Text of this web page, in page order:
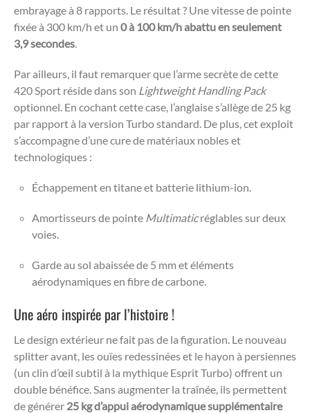
embrayage à 8 rapports. Le résultat ? Une vitesse de pointe
fixée à 300 km/h et un 0 à 100 km/h abattu en seulement
3,9 secondes.
Par ailleurs, il faut remarquer que l’arme secrète de cette
420 Sport réside dans son Lightweight Handling Pack
optionnel. En cochant cette case, l’anglaise s’allège de 25 kg
par rapport à la version Turbo standard. De plus, cet exploit
s’accompagne d’une cure de matériaux nobles et
technologiques :
Échappement en titane et batterie lithium-ion.
Amortisseurs de pointe Multimaticréglables sur deux
voies.
Garde au sol abaissée de 5 mm et éléments
aérodynamiques en fibre de carbone.
Une aéro inspirée par l’histoire !
Le design extérieur ne fait pas de la figuration. Le nouveau
splitter avant, les ouïes redessinées et le hayon à persiennes
(un clin d’œil subtil à la mythique Esprit Turbo) offrent un
double bénéfice. Sans augmenter la traînée, ils permettent
de générer 25 kg d’appui aérodynamique supplémentaire